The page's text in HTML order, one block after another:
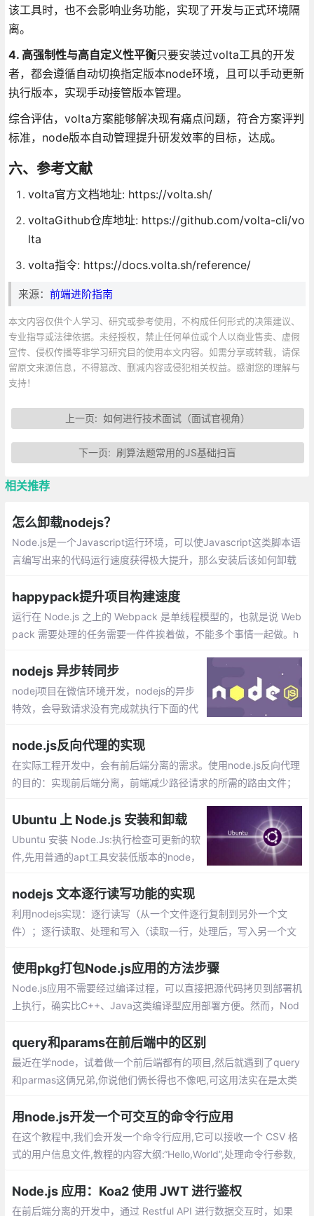
该工具时，也不会影响业务功能，实现了开发与正式环境隔
离。
4. 高强制性与高自定义性平衡只要安装过volta工具的开发
者，都会遵循自动切换指定版本node环境，且可以手动更新
执行版本，实现手动接管版本管理。
综合评估，volta方案能够解决现有痛点问题，符合方案评判
标准，node版本自动管理提升研发效率的目标，达成。
六、参考文献
volta官方文档地址: https://volta.sh/
voltaGithub仓库地址: https://github.com/volta-cli/vo
lta
volta指令: https://docs.volta.sh/reference/
来源： 前端进阶指南
本文内容仅供个人学习、研究或参考使用，不构成任何形式的决策建议、
专业指导或法律依据。未经授权，禁止任何单位或个人以商业售卖、虚假
宣传、侵权传播等非学习研究目的使用本文内容。如需分享或转载，请保
留原文来源信息，不得篡改、删减内容或侵犯相关权益。感谢您的理解与
支持！
上一页: 如何进行技术面试（面试官视角）
下一页: 刷算法题常用的JS基础扫盲
相关推荐
怎么卸载nodejs？
Node.js是一个Javascript运行环境，可以使Javascript这类脚本语
言编写出来的代码运行速度获得极大提升，那么安装后该如何卸载
的方法，希望对大家有所帮助。
happypack提升项目构建速度
运行在 Node.js 之上的 Webpack 是单线程模型的，也就是说 Web
pack 需要处理的任务需要一件件挨着做，不能多个事情一起做。h
后再把结果发送给主进程。
nodejs 异步转同步
nodej项目在微信环境开发，nodejs的异步
特效，会导致请求没有完成就执行下面的代
ync模块来异步转同步，只有前一个function
执行callback，下一个才会执行。
node.js反向代理的实现
在实际工程开发中，会有前后端分离的需求。使用node.js反向代理
的目的：实现前后端分离，前端减少路径请求的所需的路由文件；
实现node.js的反向代理
Ubuntu 上 Node.js 安装和卸载
Ubuntu 安装 Node.Js:执行检查可更新的软
件,先用普通的apt工具安装低版本的node，
必须的，用过的node的人都知道。安装更新
版本的工具N
nodejs 文本逐行读写功能的实现
利用nodejs实现：逐行读写（从一个文件逐行复制到另外一个文
件）；逐行读取、处理和写入（读取一行，处理后，写入另一个文
FileByLine.js，功能的调用：index.js
使用pkg打包Node.js应用的方法步骤
Node.js应用不需要经过编译过程，可以直接把源代码拷贝到部署机
上执行，确实比C++、Java这类编译型应用部署方便。然而，Nod
ode.js
query和params在前后端中的区别
最近在学node，试着做一个前后端都有的项目,然后就遇到了query
和parmas这俩兄弟,你说他们俩长得也不像吧,可这用法实在是太类
两个角度讲
用node.js开发一个可交互的命令行应用
在这个教程中,我们会开发一个命令行应用,它可以接收一个 CSV 格
式的用户信息文件,教程的内容大纲:“Hello,World”,处理命令行参数,
令,JavaScript 之外
Node.js 应用：Koa2 使用 JWT 进行鉴权
在前后端分离的开发中，通过 Restful API 进行数据交互时，如果